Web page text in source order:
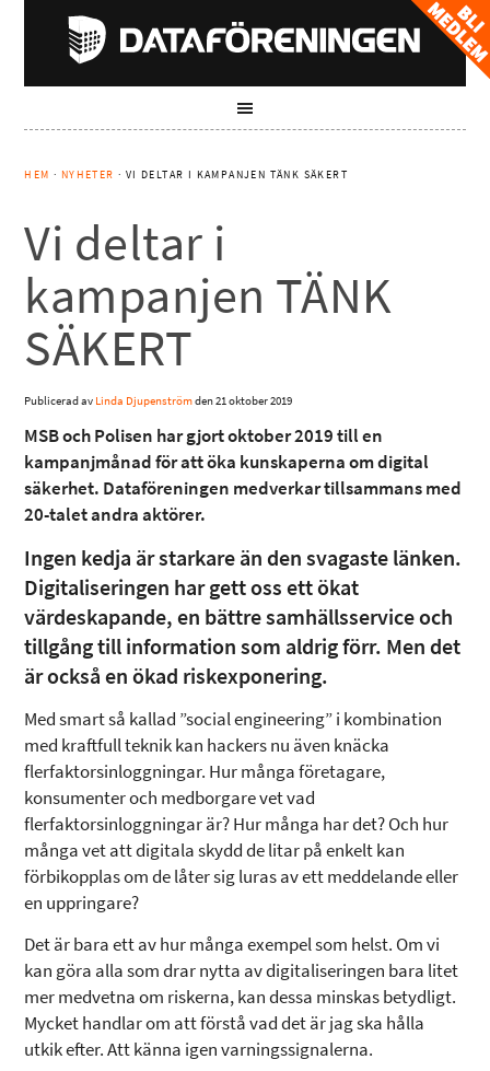
HEM · NYHETER · VI DELTAR I KAMPANJEN TÄNK SÄKERT
Vi deltar i
kampanjen TÄNK
SÄKERT
Publicerad av Linda Djupenströmden21 oktober 2019
MSB och Polisen har gjort oktober 2019 till en
kampanjmånad för att öka kunskaperna om digital
säkerhet. Dataföreningen medverkar tillsammans med
20-talet andra aktörer.
Ingen kedja är starkare än den svagaste länken.
Digitaliseringen har gett oss ett ökat
värdeskapande, en bättre samhällsservice och
tillgång till information som aldrig förr. Men det
är också en ökad riskexponering.
Med smart så kallad ”social engineering” i kombination
med kraftfull teknik kan hackers nu även knäcka
flerfaktorsinloggningar. Hur många företagare,
konsumenter och medborgare vet vad
flerfaktorsinloggningar är? Hur många har det? Och hur
många vet att digitala skydd de litar på enkelt kan
förbikopplas om de låter sig luras av ett meddelande eller
en uppringare?
Det är bara ett av hur många exempel som helst. Om vi
kan göra alla som drar nytta av digitaliseringen bara litet
mer medvetna om riskerna, kan dessa minskas betydligt.
Mycket handlar om att förstå vad det är jag ska hålla
utkik efter. Att känna igen varningssignalerna.